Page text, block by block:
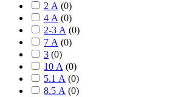
2 А (0)
4 А (0)
2-3 А (0)
7 А (0)
3 (0)
10 А (0)
5.1 А (0)
8.5 А (0)